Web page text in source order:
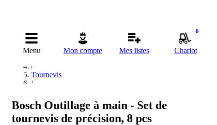
Menu Mon compte Mes listes
0
Chariot
Accueil
/
/
Tournevis
/
Bosch Jeux de tournevis
Bosch Outillage à main - Set de
tournevis de précision, 8 pcs